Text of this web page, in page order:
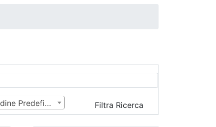
Ordine Predefinito Filtra Ricerca